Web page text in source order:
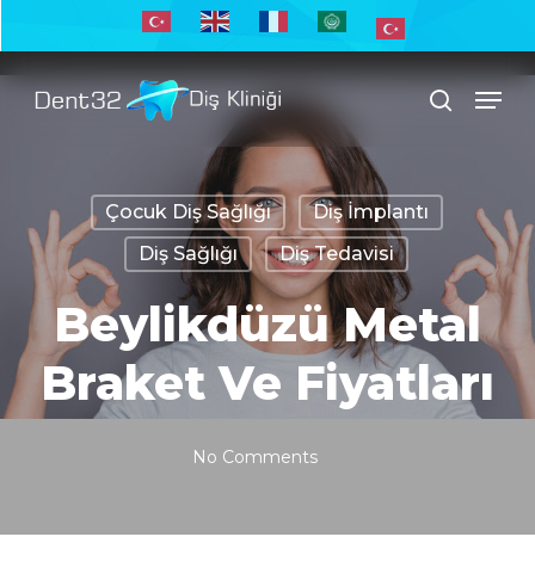
to
main
search
Menu
Çocuk Diş Sağlığı
Diş İmplantı
Diş Sağlığı
Diş Tedavisi
Beylikdüzü Metal
Braket Ve Fiyatları
No Comments